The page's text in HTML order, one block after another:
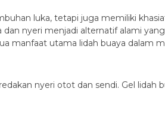
luka, tetapi juga memiliki
nyeri menjadi alternatif alami
manfaat utama lidah buaya dalam
nyeri otot dan sendi. Gel lidah